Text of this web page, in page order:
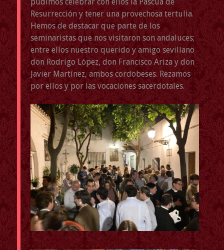
Resurrección y tener una provechosa tertulia.
Hemos de destacar que parte de los
seminaristas que nos visitaron son andaluces;
entre ellos nuestro querido y amigo sevillano
don Rodrigo López, don Francisco Ariza y don
Javier Martínez, ambos cordobeses. Rezamos
por ellos y por las vocaciones sacerdotales.